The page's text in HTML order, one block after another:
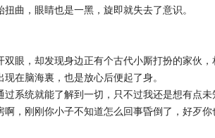
曲，眼睛也是一黑，旋即就失去了意识。
眼，却发现身边正有个古代小厮打扮的家伙
在脑海裏，也是放心后便起了身。
过系统就能了解到一切，只不过我还是想有点
啊，刚刚你小子不知道怎么回事昏倒了，好歹